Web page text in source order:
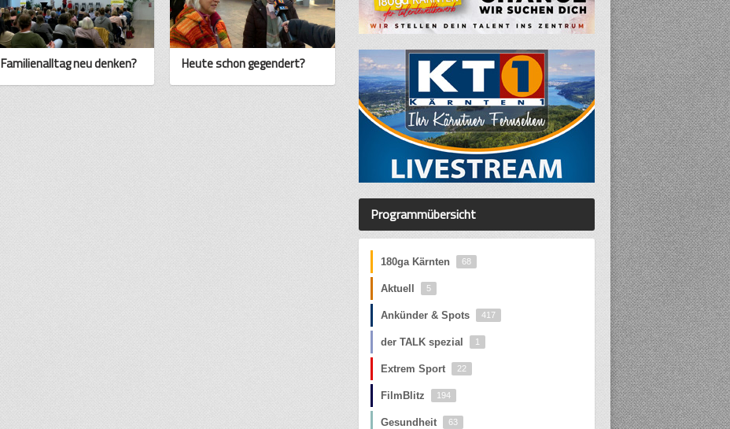
Familienalltag neu denken? Heute schon gegendert?
Programmübersicht
180ga Kärnten 68
Aktuell 5
Ankünder & Spots 417
der TALK spezial 1
Extrem Sport 22
FilmBlitz 194
Gesundheit 63